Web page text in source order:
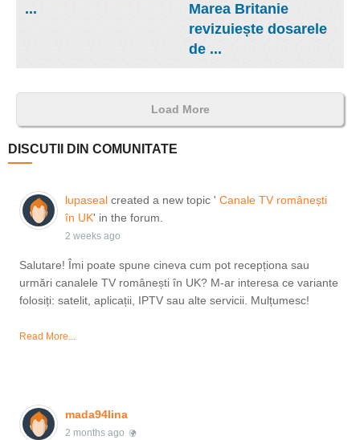
Marea Britanie
revizuiește dosarele
de ...
...
Load More
DISCUTII DIN COMUNITATE
lupasealcreated a new topic ' Canale TV românești
în UK' in the forum.
2 weeks ago
Salutare! Îmi poate spune cineva cum pot recepționa sau
urmări canalele TV românești în UK? M-ar interesa ce variante
folosiți: satelit, aplicații, IPTV sau alte servicii. Mulțumesc!
Read More...
mada94lina
2 months ago